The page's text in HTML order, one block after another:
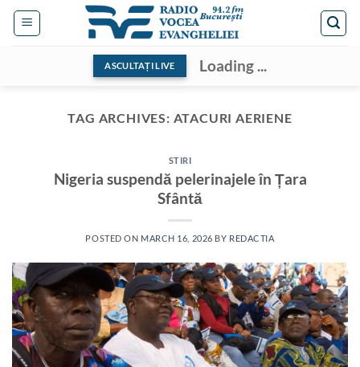
Skip
ASCULTAȚI LIVE Loading ...
TAG ARCHIVES: ATACURI AERIENE
STIRI
Nigeria suspendă pelerinajele în Țara
Sfântă
POSTED ON MARCH 16, 2026 BY REDACTIA